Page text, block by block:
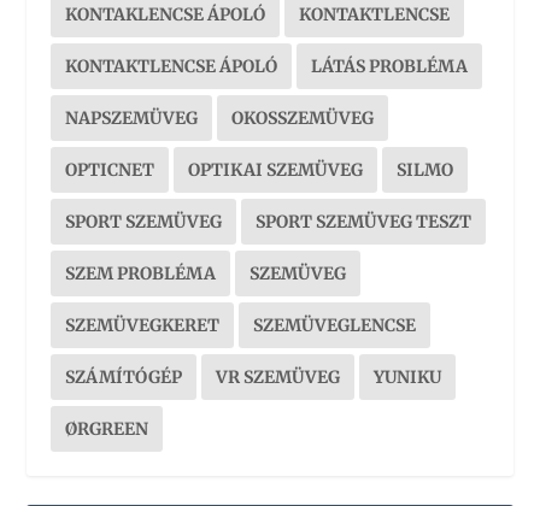
KONTAKLENCSE ÁPOLÓ KONTAKTLENCSE
KONTAKTLENCSE ÁPOLÓ LÁTÁS PROBLÉMA
NAPSZEMÜVEG OKOSSZEMÜVEG
OPTICNET OPTIKAI SZEMÜVEG SILMO
SPORT SZEMÜVEG SPORT SZEMÜVEG TESZT
SZEM PROBLÉMA SZEMÜVEG
SZEMÜVEGKERET SZEMÜVEGLENCSE
SZÁMÍTÓGÉP VR SZEMÜVEG YUNIKU
ØRGREEN